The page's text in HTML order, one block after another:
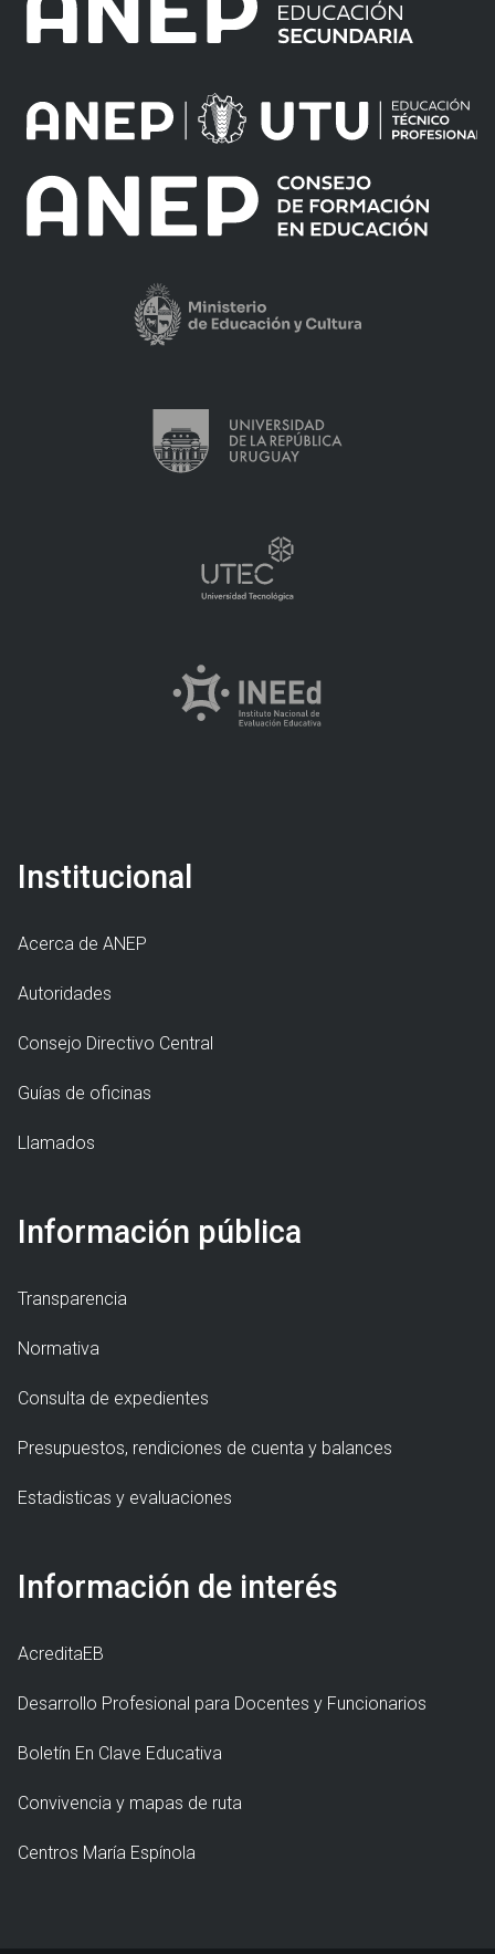
Institucional
Acerca de ANEP
Autoridades
Consejo Directivo Central
Guías de oficinas
Llamados
Información pública
Transparencia
Normativa
Consulta de expedientes
Presupuestos, rendiciones de cuenta y balances
Estadisticas y evaluaciones
Información de interés
AcreditaEB
Desarrollo Profesional para Docentes y Funcionarios
Boletín En Clave Educativa
Convivencia y mapas de ruta
Centros María Espínola